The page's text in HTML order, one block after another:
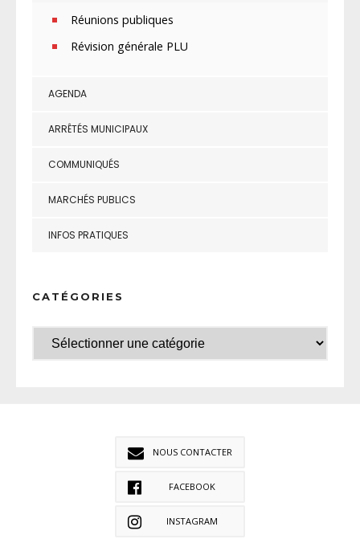
Réunions publiques
Révision générale PLU
AGENDA
ARRÊTÉS MUNICIPAUX
COMMUNIQUÉS
MARCHÉS PUBLICS
INFOS PRATIQUES
CATÉGORIES
NOUS CONTACTER
FACEBOOK
INSTAGRAM